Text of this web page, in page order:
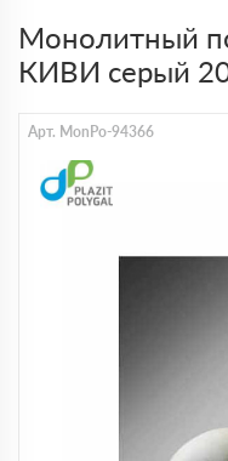
Монолитный
КИВИ серый
Арт. MonPo-94366